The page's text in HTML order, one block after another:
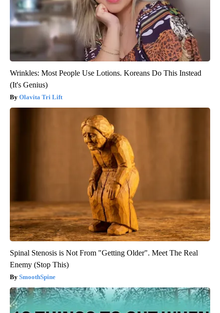
Wrinkles: Most People Use Lotions. Koreans Do This Instead
(It's Genius)
Olavita Tri Lift
Spinal Stenosis is Not From "Getting Older". Meet The Real
Enemy (Stop This)
SmoothSpine